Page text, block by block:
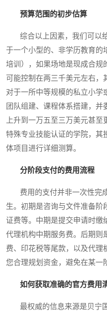
预算范围的初步估算
综合以上因素，我们可以
于一个小型的、非学历教育的
培训），如果场地是现成合规
可能控制在两三千美元左右，
对于一所中等规模的私立小学
团队组建、课程体系搭建，
上升到一万五至三万美元甚
特殊专业技能认证的学院，其
体项目进行详细测算。
分阶段支付的费用流程
费用的支付并非一次性完
生。初期是咨询与文件准备阶
证费等。中期是提交申请时缴
代理机构中期服务费。后期则
费、印花税等尾款，以及代理
您合理规划资金，避免在某一
如何获取准确的官方费用
最权威的信息来源是贝宁